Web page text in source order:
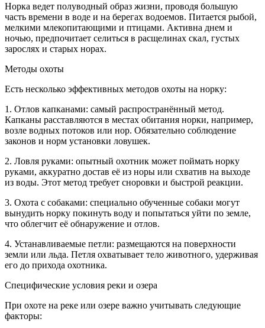
Норка ведет полуводный образ жизни, проводя большую
часть времени в воде и на берегах водоемов. Питается рыбой,
мелкими млекопитающими и птицами. Активна днем и
ночью, предпочитает селиться в расщелинах скал, густых
зарослях и старых норах.
Методы охоты
Есть несколько эффективных методов охоты на норку:
1. Отлов капканами: самый распространённый метод.
Капканы расставляются в местах обитания норки, например,
возле водных потоков или нор. Обязательно соблюдение
законов и норм установки ловушек.
2. Ловля руками: опытный охотник может поймать норку
руками, аккуратно достав её из норы или схватив на выходе
из воды. Этот метод требует сноровки и быстрой реакции.
3. Охота с собаками: специально обученные собаки могут
вынудить норку покинуть воду и попытаться уйти по земле,
что облегчит её обнаружение и отлов.
4. Устанавливаемые петли: размещаются на поверхности
земли или льда. Петля охватывает тело животного, удерживая
его до прихода охотника.
Специфические условия реки и озера
При охоте на реке или озере важно учитывать следующие
факторы: